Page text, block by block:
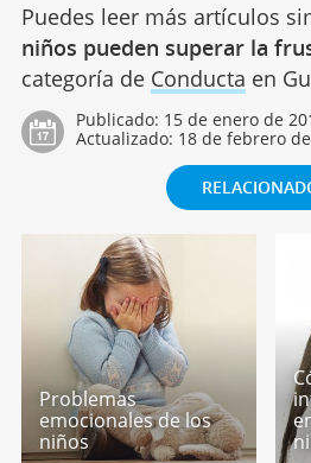
Puedes leer más artículos
niños pueden superar la
categoría de Conducta en
Publicado: 15 de enero de
Actualizado: 18 de febrero
Problemas
emocionales de los
niños